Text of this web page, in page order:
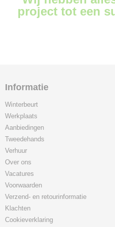
project tot een
Informatie
Winterbeurt
Werkplaats
Aanbiedingen
Tweedehands
Verhuur
Over ons
Vacatures
Voorwaarden
Verzend- en retourinformatie
Klachten
Cookieverklaring